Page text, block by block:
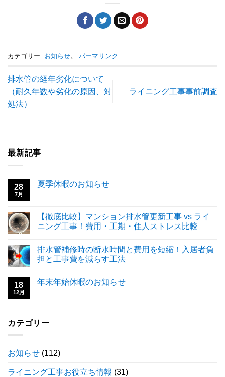
カテゴリー: お知らせ。 パーマリンク
排水管の経年劣化について
（耐久年数や劣化の原因、対
処法）
ライニング工事事前調査
最新記事
28
7月
夏季休暇のお知らせ
【徹底比較】マンション排水管更新工事 vs ライ
ニング工事！費用・工期・住人ストレス比較
排水管補修時の断水時間と費用を短縮！入居者負
担と工事費を減らす工法
18
12月
年末年始休暇のお知らせ
カテゴリー
お知らせ (112)
ライニング工事お役立ち情報 (31)